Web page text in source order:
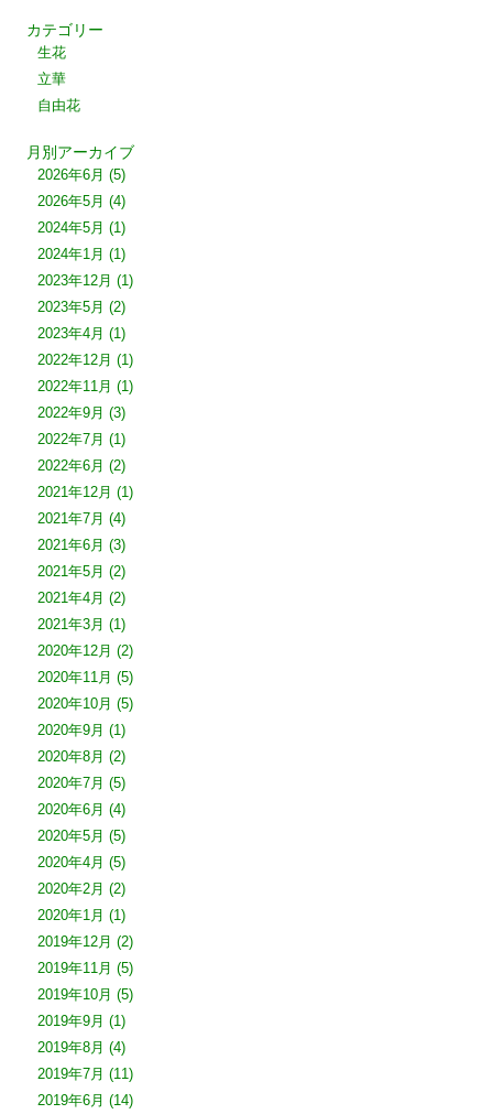
シ
ョ
カテゴリー
生花
立華
自由花
月別アーカイブ
2026年6月 (5)
2026年5月 (4)
2024年5月 (1)
2024年1月 (1)
2023年12月 (1)
2023年5月 (2)
2023年4月 (1)
2022年12月 (1)
2022年11月 (1)
2022年9月 (3)
2022年7月 (1)
2022年6月 (2)
2021年12月 (1)
2021年7月 (4)
2021年6月 (3)
2021年5月 (2)
2021年4月 (2)
2021年3月 (1)
2020年12月 (2)
2020年11月 (5)
2020年10月 (5)
2020年9月 (1)
2020年8月 (2)
2020年7月 (5)
2020年6月 (4)
2020年5月 (5)
2020年4月 (5)
2020年2月 (2)
2020年1月 (1)
2019年12月 (2)
2019年11月 (5)
2019年10月 (5)
2019年9月 (1)
2019年8月 (4)
2019年7月 (11)
2019年6月 (14)